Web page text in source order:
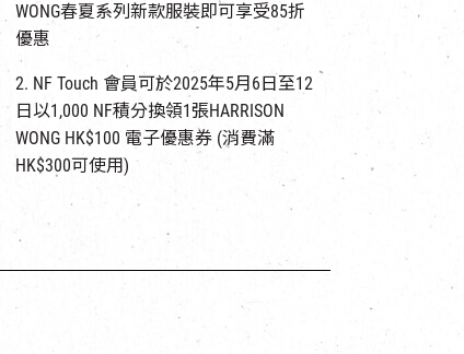
WONG春夏系列新款服裝即可享受85折
優惠
2. NF Touch 會員可於2025年5月6日至12
日以1,000 NF積分換領1張HARRISON
WONG HK$100 電子優惠券 (消費滿
HK$300可使用)